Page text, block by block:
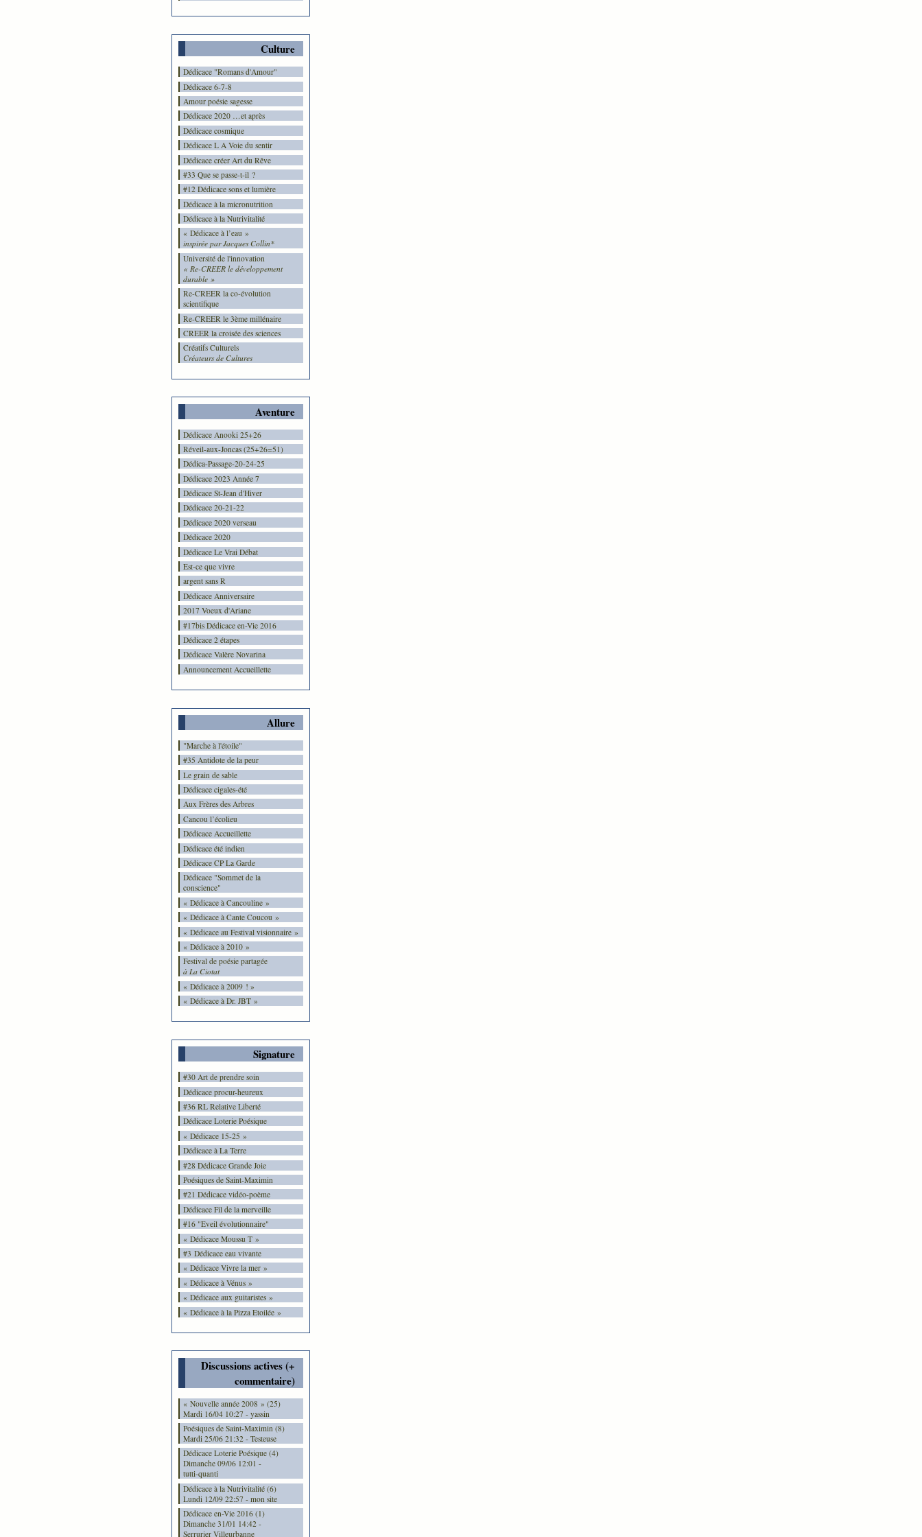
Culture
Dédicace "Romans d'Amour"
Dédicace 6-7-8
Amour poésie sagesse
Dédicace 2020 …et après
Dédicace cosmique
Dédicace L A Voie du sentir
Dédicace créer Art du Rêve
#33 Que se passe-t-il ?
#12 Dédicace sons et lumière
Dédicace à la micronutrition
Dédicace à la Nutrivitalité
« Dédicace à l’eau »
inspirée par Jacques Collin*
Université de l'innovation
« Re-CREER le développement
durable »
Re-CREER la co-évolution
scientifique
Re-CREER le 3ème millénaire
CREER la croisée des sciences
Créatifs Culturels
Créateurs de Cultures
Aventure
Dédicace Anooki 25+26
Réveil-aux-Joncas (25+26=51)
Dédica-Passage-20-24-25
Dédicace 2023 Année 7
Dédicace St-Jean d'Hiver
Dédicace 20-21-22
Dédicace 2020 verseau
Dédicace 2020
Dédicace Le Vrai Débat
Est-ce que vivre
argent sans R
Dédicace Anniversaire
2017 Voeux d'Ariane
#17bis Dédicace en-Vie 2016
Dédicace 2 étapes
Dédicace Valère Novarina
Announcement Accueillette
Allure
"Marche à l'étoile"
#35 Antidote de la peur
Le grain de sable
Dédicace cigales-été
Aux Frères des Arbres
Cancou l’écolieu
Dédicace Accueillette
Dédicace été indien
Dédicace CP La Garde
Dédicace "Sommet de la
conscience"
« Dédicace à Cancouline »
« Dédicace à Cante Coucou »
« Dédicace au Festival visionnaire »
« Dédicace à 2010 »
Festival de poésie partagée
à La Ciotat
« Dédicace à 2009 ! »
« Dédicace à Dr. JBT »
Signature
#30 Art de prendre soin
Dédicace procur-heureux
#36 RL Relative Liberté
Dédicace Loterie Poésique
« Dédicace 15-25 »
Dédicace à La Terre
#28 Dédicace Grande Joie
Poésiques de Saint-Maximin
#21 Dédicace vidéo-poème
Dédicace Fil de la merveille
#16 "Eveil évolutionnaire"
« Dédicace Moussu T »
#3 Dédicace eau vivante
« Dédicace Vivre la mer »
« Dédicace à Vénus »
« Dédicace aux guitaristes »
« Dédicace à la Pizza Etoilée »
Discussions actives (+
commentaire)
« Nouvelle année 2008 » (25)
Mardi 16/04 10:27 - yassin
Poésiques de Saint-Maximin (8)
Mardi 25/06 21:32 - Testeuse
Dédicace Loterie Poésique (4)
Dimanche 09/06 12:01 -
tutti-quanti
Dédicace à la Nutrivitalité (6)
Lundi 12/09 22:57 - mon site
Dédicace en-Vie 2016 (1)
Dimanche 31/01 14:42 -
Serrurier Villeurbanne